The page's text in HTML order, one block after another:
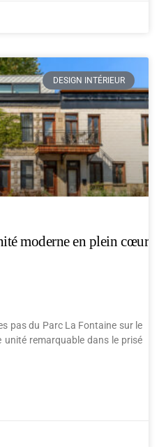
DESIGN INTÉRIEUR
moderne en plein cœur
pas du Parc La Fontaine sur le
unité remarquable dans le prisé